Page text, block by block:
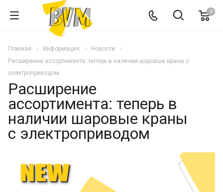
0
Главная Информация
Новости
Расширение ассортимента: теперь в наличии шаровые краны с
электроприводом
Расширение
ассортимента: теперь в
наличии шаровые краны
с электроприводом